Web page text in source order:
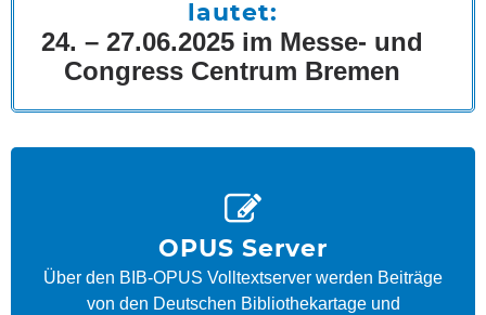
lautet:
24. – 27.06.2025 im Messe- und
Congress Centrum Bremen
OPUS Server
Über den BIB-OPUS Volltextserver werden Beiträge
von den Deutschen Bibliothekartage und